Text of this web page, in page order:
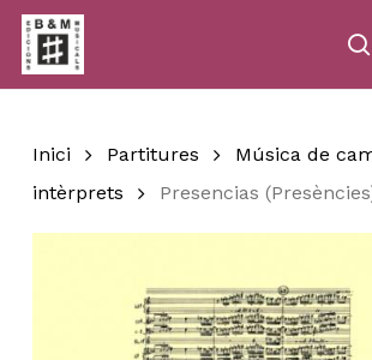
Skip
main
content
Inici Partitures Música de
intèrprets
Presencias